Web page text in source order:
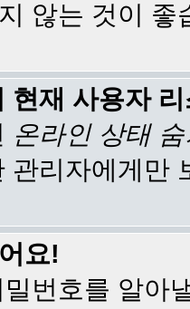
않는 것이 좋
현재 사용자
온라인 상태
관리자에게만
요!
번호를 알아